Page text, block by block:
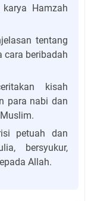
Hamzah
tentang
cara beribadah
kisah
para nabi dan
petuah dan
bersyukur,
Allah.